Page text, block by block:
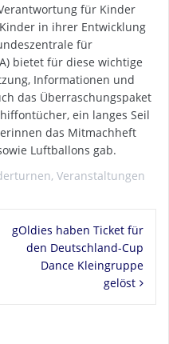
für Kinder
in ihrer Entwicklung
für
bietet für diese wichtige
Informationen und
das Überraschungspaket
ein langes Seil
das Mitmachheft
Luftballons gab.
, Veranstaltungen
gOldies haben Ticket für
den Deutschland-Cup
Dance Kleingruppe
gelöst